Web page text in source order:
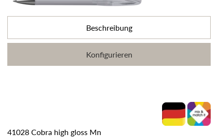
Beschreibung
Konfigurieren
41028 Cobra high gloss Mn